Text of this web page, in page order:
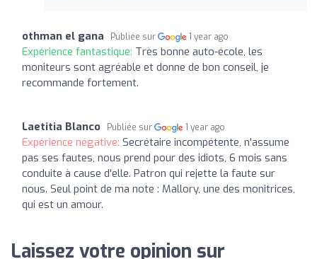
othman el gana Publiée sur 1 year ago
Expérience fantastique: Très bonne auto-école, les
moniteurs sont agréable et donne de bon conseil, je
recommande fortement.
Laetitia Blanco Publiée sur 1 year ago
Expérience négative: Secrétaire incompétente, n'assume
pas ses fautes, nous prend pour des idiots, 6 mois sans
conduite à cause d'elle. Patron qui rejette la faute sur
nous. Seul point de ma note : Mallory, une des monitrices,
qui est un amour.
Laissez votre opinion sur